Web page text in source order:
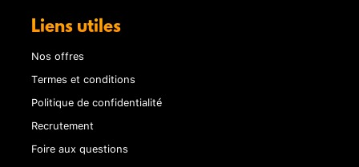
Liens utiles
Nos offres
Termes et conditions
Politique de confidentialité
Recrutement
Foire aux questions